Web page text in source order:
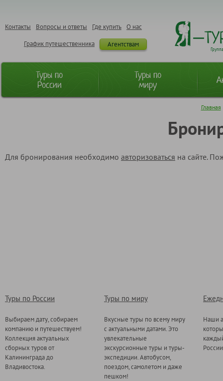
О нас
Где купить
Вопросы и ответы
Контакты
Агентствам
График путешественника
Туры по
России
Туры по
миру
Главная
Для бронирования необходимо авторизоваться на сайте.
Туры по России
Выбираем дату, собираем
компанию и путешествуем!
Коллекция актуальных
сборных туров от
Калининграда до
Владивостока.
Туры по миру
Вкусные туры по всему миру
с актуальными датами. Это
увлекательные
экскурсионные туры и туры-
экспедиции. Автобусом,
поездом, самолетом и даже
пешком!
Наши